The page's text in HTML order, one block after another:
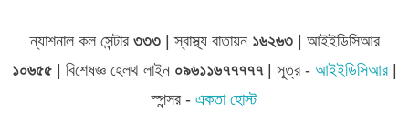
ন্যাশনাল কল সেন্টার ৩৩৩| স্বাস্থ্য বাতায়ন ১৬২৬৩| আইইডিসিআর
১০৬৫৫ | বিশেষজ্ঞ হেলথ লাইন ০৯৬১১৬৭৭৭৭৭| সূত্র - আইইডিসিআর|
স্পন্সর - একতা হোস্ট